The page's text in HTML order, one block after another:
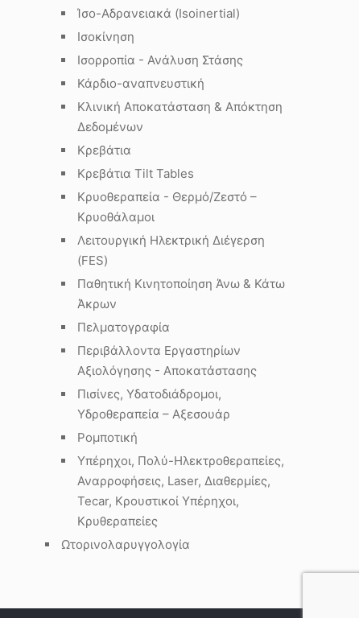
Ίσο-Αδρανειακά (Isoinertial)
Ισοκίνηση
Ισορροπία - Ανάλυση Στάσης
Κάρδιο-αναπνευστική
Κλινική Αποκατάσταση & Απόκτηση
Δεδομένων
Κρεβάτια
Κρεβάτια Tilt Tables
Κρυοθεραπεία - Θερμό/Ζεστό –
Κρυοθάλαμοι
Λειτουργική Ηλεκτρική Διέγερση
(FES)
Παθητική Κινητοποίηση Άνω & Κάτω
Άκρων
Πελματογραφία
Περιβάλλοντα Εργαστηρίων
Αξιολόγησης - Αποκατάστασης
Πισίνες, Υδατοδιάδρομοι,
Υδροθεραπεία – Αξεσουάρ
Ρομποτική
Υπέρηχοι, Πολύ-Ηλεκτροθεραπείες,
Αναρροφήσεις, Laser, Διαθερμίες,
Tecar, Κρουστικοί Υπέρηχοι,
Κρυθεραπείες
Ωτορινολαρυγγολογία